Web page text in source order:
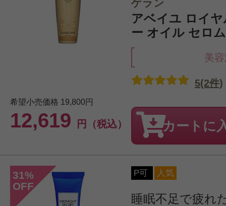
ゲラン
アベイユ ロイ
ー オイル セロ
美
希望小売価格 19,800円
12,619 円（税込）
5(2件)
カートに
31%
OFF
P可 人気
睡眠不足で疲れ